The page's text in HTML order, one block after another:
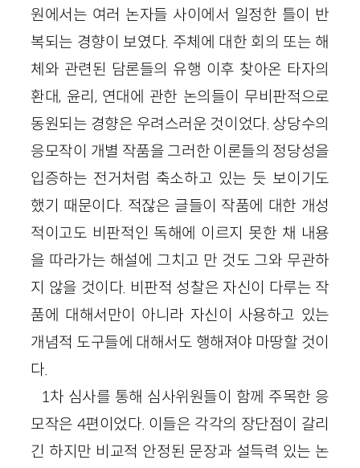
원에서는 여러 논자들 사이에서 일정한 틀이 반
복되는 경향이 보였다. 주체에 대한 회의 또는 해
체와 관련된 담론들의 유행 이후 찾아온 타자의
환대, 윤리, 연대에 관한 논의들이 무비판적으로
동원되는 경향은 우려스러운 것이었다. 상당수의
응모작이 개별 작품을 그러한 이론들의 정당성을
입증하는 전거처럼 축소하고 있는 듯 보이기도
했기 때문이다. 적잖은 글들이 작품에 대한 개성
적이고도 비판적인 독해에 이르지 못한 채 내용
을 따라가는 해설에 그치고 만 것도 그와 무관하
지 않을 것이다. 비판적 성찰은 자신이 다루는 작
품에 대해서만이 아니라 자신이 사용하고 있는
개념적 도구들에 대해서도 행해져야 마땅할 것이
다.
1차 심사를 통해 심사위원들이 함께 주목한 응
모작은 4편이었다. 이들은 각각의 장단점이 갈리
긴 하지만 비교적 안정된 문장과 설득력 있는 논